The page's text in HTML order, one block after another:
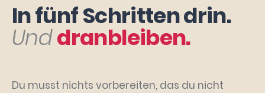
In fünf Schritten drin.
Unddranbleiben.
Du musst nichts vorbereiten, das du nicht